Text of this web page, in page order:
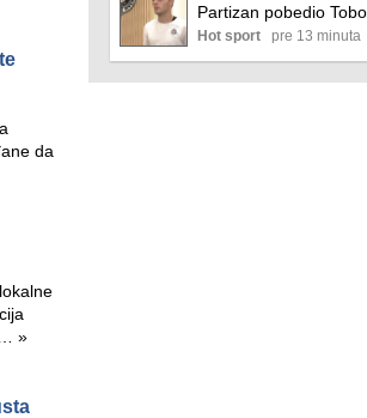
da
»
Partizan pobedio
opuštanja nema!
Hot sport pre 13 minuta